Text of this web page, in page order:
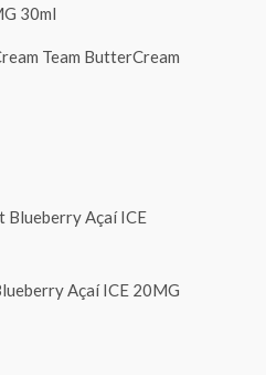
Team ButterCream
Açaí ICE 20MG